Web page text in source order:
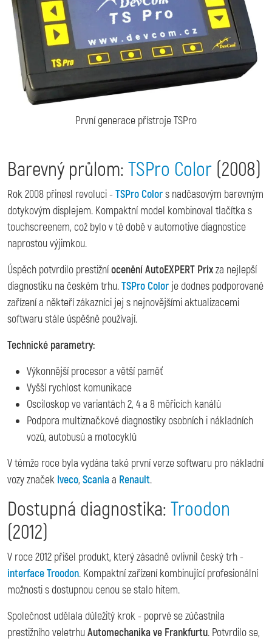
První generace přístroje TSPro
Barevný průlom: TSPro Color (2008)
Rok 2008 přinesl revoluci -TSPro Colors nadčasovým barevným
dotykovým displejem. Kompaktní model kombinoval tlačítka s
touchscreenem, což bylo v té době v automotive diagnostice
naprostou výjimkou.
Úspěch potvrdilo prestižníocenění AutoEXPERT Prixza nejlepší
diagnostiku na českém trhu.TSPro Color je dodnes podporované
zařízení a někteří zákazníci jej s nejnovějšími aktualizacemi
softwaru stále úspěšně používají.
Technické parametry:
Výkonnější procesor a větší paměť
Vyšší rychlost komunikace
Osciloskop ve variantách 2, 4 a 8 měřicích kanálů
Podpora multiznačkové diagnostiky osobních i nákladních
vozů, autobusů a motocyklů
V témže roce byla vydána také první verze softwaru pro nákladní
vozy značek Iveco, Scaniaa Renault.
Dostupná diagnostika: Troodon
(2012)
V roce 2012 přišel produkt, který zásadně ovlivnil český trh -
interface Troodon. Kompaktní zařízení kombinující profesionální
možnosti s dostupnou cenou se stalo hitem.
Společnost udělala důležitý krok - poprvé se zúčastnila
prestižního veletrhuAutomechanika ve Frankfurtu. Potvrdilo se,